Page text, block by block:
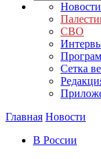
Новости
СВО
Сетка
Главная Новости
В России